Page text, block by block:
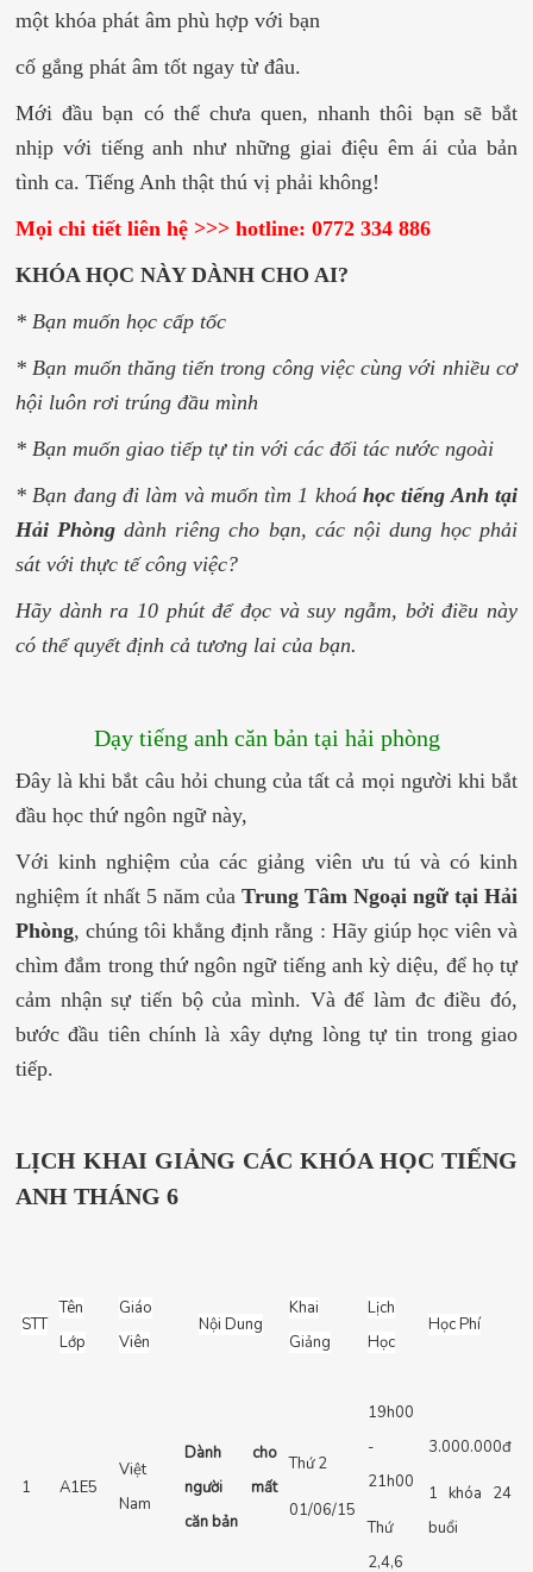
một khóa phát âm phù hợp với bạn
cố gắng phát âm tốt ngay từ đâu.
Mới đầu bạn có thể chưa quen, nhanh thôi bạn sẽ bắt
nhịp với tiếng anh như những giai điệu êm ái của bản
tình ca. Tiếng Anh thật thú vị phải không!
Mọi chi tiết liên hệ >>> hotline: 0772 334 886
KHÓA HỌC NÀY DÀNH CHO AI?
* Bạn muốn học cấp tốc
* Bạn muốn thăng tiến trong công việc cùng với nhiều cơ
hội luôn rơi trúng đầu mình
* Bạn muốn giao tiếp tự tin với các đối tác nước ngoài
* Bạn đang đi làm và muốn tìm 1 khoáhọc tiếng Anh tại
Hải Phòng dành riêng cho bạn, các nội dung học phải
sát với thực tế công việc?
Hãy dành ra 10 phút để đọc và suy ngẫm, bởi điều này
có thể quyết định cả tương lai của bạn.
Dạy tiếng anh căn bản tại hải phòng
Đây là khi bắt câu hỏi chung của tất cả mọi người khi bắt
đầu học thứ ngôn ngữ này,
Với kinh nghiệm của các giảng viên ưu tú và có kinh
nghiệm ít nhất 5 năm của Trung Tâm Ngoại ngữ tại Hải
Phòng, chúng tôi khẳng định rằng : Hãy giúp học viên và
chìm đắm trong thứ ngôn ngữ tiếng anh kỳ diệu, để họ tự
cảm nhận sự tiến bộ của mình. Và để làm đc điều đó,
bước đầu tiên chính là xây dựng lòng tự tin trong giao
tiếp.
LỊCH KHAI GIẢNG CÁC KHÓA HỌC TIẾNG
ANH THÁNG 6
STT
Tên
Lớp
Giáo
Viên
Nội Dung
Khai
Giảng
Lịch
Học
Học Phí
1 A1E5
Việt
Nam
Dành cho
người mất
căn bản
Thứ 2
01/06/15
19h00
-
21h00
Thứ
2,4,6
3.000.000đ
1 khóa 24
buổi